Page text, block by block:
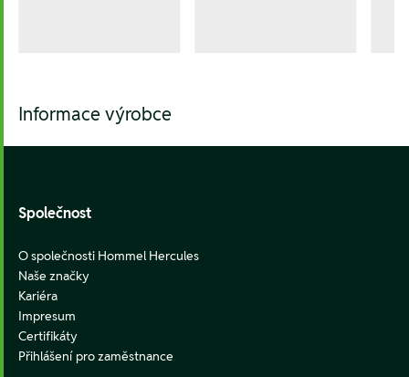
Informace výrobce
Společnost
O společnosti Hommel Hercules
Naše značky
Kariéra
Impresum
Certifikáty
Přihlášení pro zaměstnance